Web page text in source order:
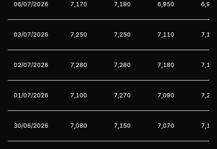
06/07/2026 7,170 7,180 6,950
03/07/2026 7,250 7,250 7,110
02/07/2026 7,280 7,280 7,180
01/07/2026 7,100 7,270 7,090
30/06/2026 7,080 7,150 7,070